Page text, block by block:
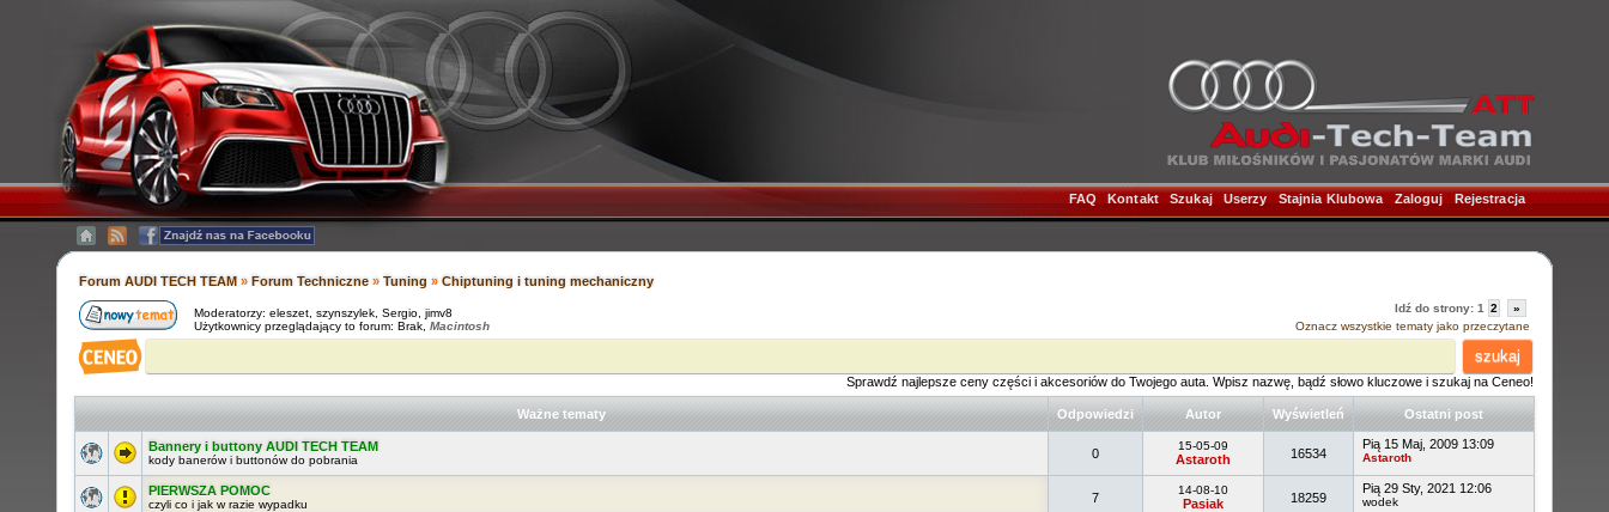
FAQ |Kontakt| Szukaj| Userzy Stajnia Klubowa Zaloguj Rejestracja
Forum AUDI TECH TEAM » Forum Techniczne » Tuning » Chiptuning i tuning mechaniczny
Moderatorzy: eleszet szynszylek Sergio jimv8
Użytkownicy przeglądający to forum: Brak, Macintosh
Idź do strony: 1 2
»
Oznacz wszystkie tematy jako przeczytane
szukaj
Sprawdź najlepsze ceny części i akcesoriów do Twojego auta. Wpisz nazwę, bądź słowo kluczowe i szukaj na Ceneo!
Ważne tematy Odpowiedzi Autor Wyświetleń Ostatni post
Bannery i buttony AUDI TECH TEAM
kody banerów i buttonów do pobrania 0
15-05-09
Astaroth 16534
Pią 15 Maj, 2009 13:09
Astaroth
PIERWSZA POMOC
czyli co i jak w razie wypadku 7
14-08-10
Pasiak 18259
Pią 29 Sty, 2021 12:06
wodek